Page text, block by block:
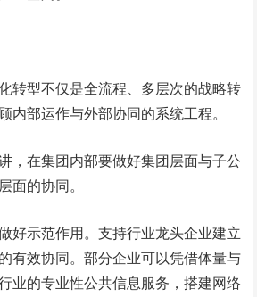
转型不仅是全流程、多层次的战略转
内部运作与外部协同的系统工程。
，在集团内部要做好集团层面与子公
面的协同。
好示范作用。支持行业龙头企业建立
有效协同。部分企业可以凭借体量与
业的专业性公共信息服务，搭建网络